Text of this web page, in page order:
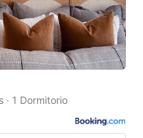
· 1 Dormitorio